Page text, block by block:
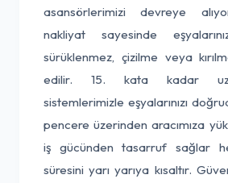
asansörlerimizi devreye
nakliyat sayesinde
sürüklenmez, çizilme veya
edilir. 15. kata kadar
sistemlerimizle eşyalarınızı
pencere üzerinden aracımıza
iş gücünden tasarruf sağlar
süresini yarı yarıya kısaltır.